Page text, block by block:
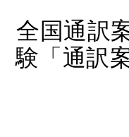
全国通訳
験「通訳